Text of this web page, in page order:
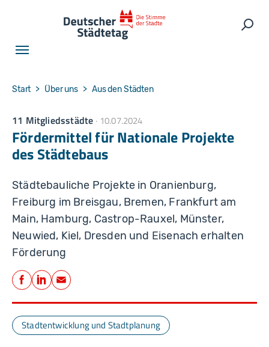
You are here:
Start Über uns Aus den Städten
11 Mitgliedsstädte 10.07.2024
Fördermittel für Nationale Projekte
des Städtebaus
Städtebauliche Projekte in Oranienburg,
Freiburg im Breisgau, Bremen, Frankfurt am
Main, Hamburg, Castrop-Rauxel, Münster,
Neuwied, Kiel, Dresden und Eisenach erhalten
Förderung
Teilen
Facebook
LinkedIn
E-Mail
Stadtentwicklung und Stadtplanung